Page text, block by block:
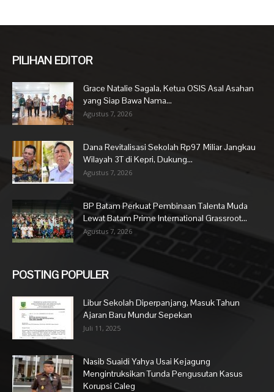
PILIHAN EDITOR
Grace Natalie Sagala, Ketua OSIS Asal Asahan
yang Siap Bawa Nama...
Agustus 7, 2026
Dana Revitalisasi Sekolah Rp97 Miliar Jangkau
Wilayah 3T di Kepri, Dukung...
Agustus 7, 2026
BP Batam Perkuat Pembinaan Talenta Muda
Lewat Batam Prime International Grassroot...
Agustus 7, 2026
POSTING POPULER
Libur Sekolah Diperpanjang, Masuk Tahun
Ajaran Baru Mundur Sepekan
Juli 11, 2025
Nasib Suaidi Yahya Usai Kejagung
Mengintruksikan Tunda Pengusutan Kasus
Korupsi Caleg